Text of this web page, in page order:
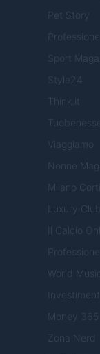
Pet Story
Sport
Style24
Think.it
Viaggiamo
Nonne
Milano
Luxury Club
Il Calcio
World Music
Money 365
Zona Nerd